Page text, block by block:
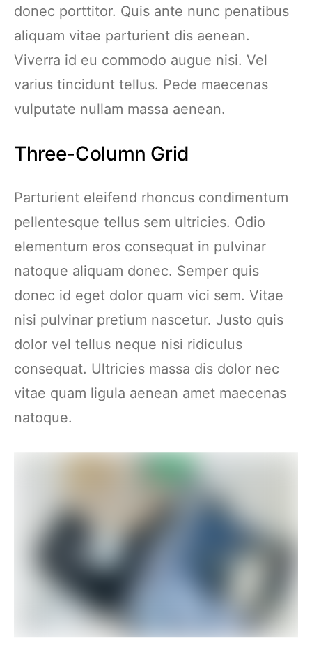
donec porttitor. Quis ante nunc penatibus
aliquam vitae parturient dis aenean.
Viverra id eu commodo augue nisi. Vel
varius tincidunt tellus. Pede maecenas
vulputate nullam massa aenean.
Three-Column Grid
Parturient eleifend rhoncus condimentum
pellentesque tellus sem ultricies. Odio
elementum eros consequat in pulvinar
natoque aliquam donec. Semper quis
donec id eget dolor quam vici sem. Vitae
nisi pulvinar pretium nascetur. Justo quis
dolor vel tellus neque nisi ridiculus
consequat. Ultricies massa dis dolor nec
vitae quam ligula aenean amet maecenas
natoque.